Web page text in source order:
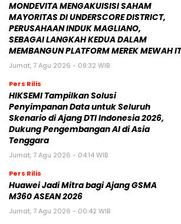
MONDEVITA MENGAKUISISI SAHAM
MAYORITAS DI UNDERSCORE DISTRICT,
PERUSAHAAN INDUK MAGLIANO,
SEBAGAI LANGKAH KEDUA DALAM
MEMBANGUN PLATFORM MEREK MEWAH
Jumat, 7 Agu 2026 - 09:32 WIB
Pers Rilis
HIKSEMI Tampilkan Solusi
Penyimpanan Data untuk Seluruh
Skenario di Ajang DTI Indonesia 2026,
Dukung Pengembangan AI di Asia
Tenggara
Jumat, 7 Agu 2026 - 04:14 WIB
Pers Rilis
Huawei Jadi Mitra bagi Ajang GSMA
M360 ASEAN 2026
Jumat, 7 Agu 2026 - 00:42 WIB